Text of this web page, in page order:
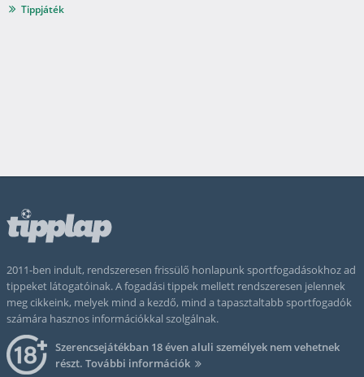
Tippjáték
2011-ben indult, rendszeresen frissülő honlapunk sportfogadásokhoz ad
tippeket látogatóinak. A fogadási tippek mellett rendszeresen jelennek
meg cikkeink, melyek mind a kezdő, mind a tapasztaltabb sportfogadók
számára hasznos információkkal szolgálnak.
Szerencsejátékban 18 éven aluli személyek nem vehetnek
részt. További információk